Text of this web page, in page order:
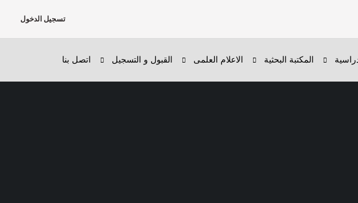
تسجيل الدخول
المكتبة البحثية الاعلام العلمى القبول و التسجيل اتصل بنا